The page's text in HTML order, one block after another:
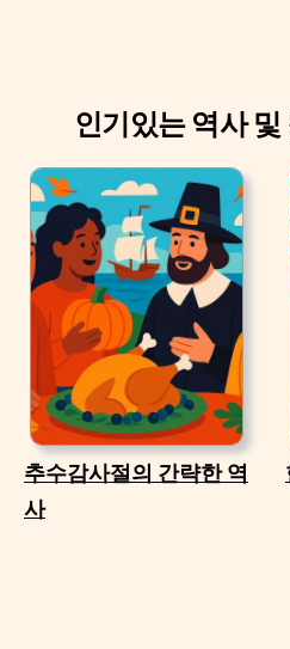
인기있는 역사
추수감사절의 간략한 역
사